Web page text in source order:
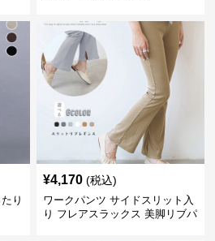
り
¥4,170 (税込)
ワークパンツ サイドスリット入
り フレアスラックス 美脚リブパ